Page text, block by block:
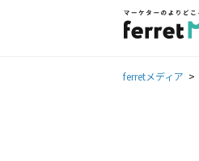
ferretメディア